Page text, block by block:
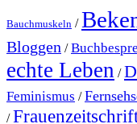
Bauchmuskeln /
Bloggen /
echte Leben /
Feminismus /
/